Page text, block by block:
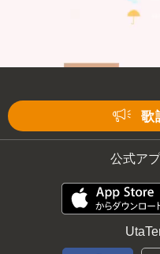
歌
公式ア